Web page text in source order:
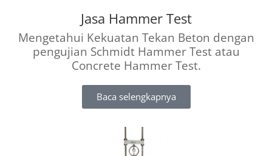
Jasa Hammer Test
Mengetahui Kekuatan Tekan Beton dengan
pengujian Schmidt Hammer Test atau
Concrete Hammer Test.
Baca selengkapnya